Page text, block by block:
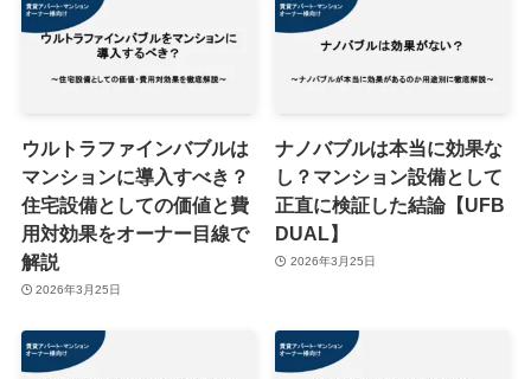
ウルトラファインバブルは
マンションに導入すべき？
住宅設備としての価値と費
用対効果をオーナー目線で
解説
2026年3月25日
ナノバブルは本当に効果な
し？マンション設備として
正直に検証した結論【UFB
DUAL】
2026年3月25日